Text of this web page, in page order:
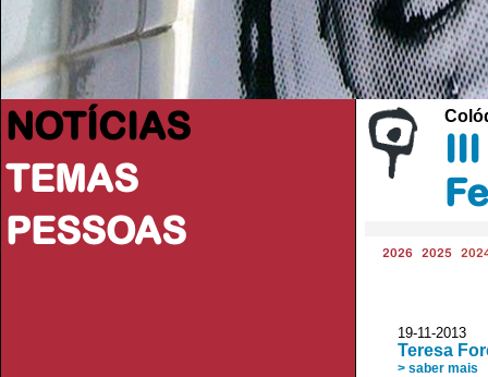
NOTÍCIAS
TEMAS
PESSOAS
2026 2025
19-11-
Teresa
> saber mais